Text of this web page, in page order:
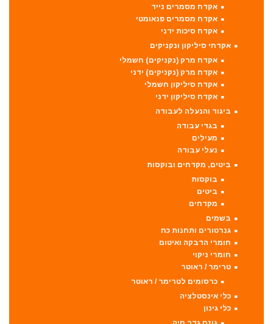
אקדח מסמרים נייד
אקדח מסמרים פנאומטי
אקדח סיכות ידני
אקדחי סיליקון ונקניקים
אקדח מרק (נקניקים) חשמלי
אקדח מרק (נקניקים) ידני
אקדח סיליקון חשמלי
אקדח סיליקון ידני
ביגוד והנעלה לעבודה
בגדי עבודה
מעילים
נעלי עבודה
ביטים, מקדחים ובוקסות
בוקסות
ביטים
מקדחים
בשמים
גנרטורים ותחנות כח
חומרי הדבקה ואיטום
חומרי ניקוי
טרימר / ראוטר
כרסומים לטרימר / ראוטר
כלי אינסטלציה
כלי גינון